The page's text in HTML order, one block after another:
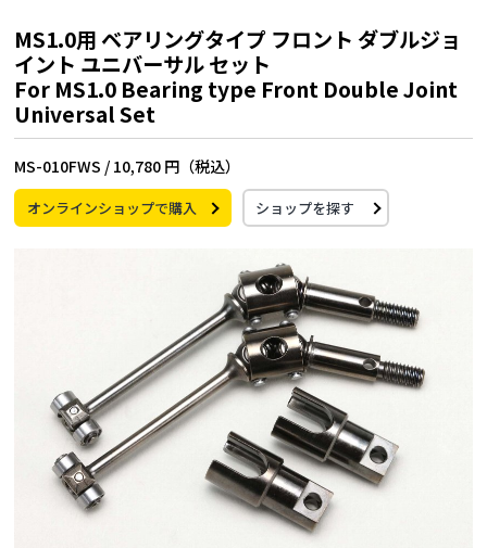
MS1.0用 ベアリングタイプ フロント ダブルジョ
イント ユニバーサル セット
For MS1.0 Bearing type Front Double Joint
Universal Set
MS-010FWS / 10,780 円（税込）
オンラインショップで購入 ショップを探す